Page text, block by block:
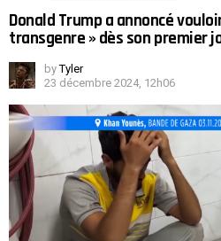
Donald Trump a annoncé
transgenre » dès son premier
by Tyler
23 décembre 2024, 12h06